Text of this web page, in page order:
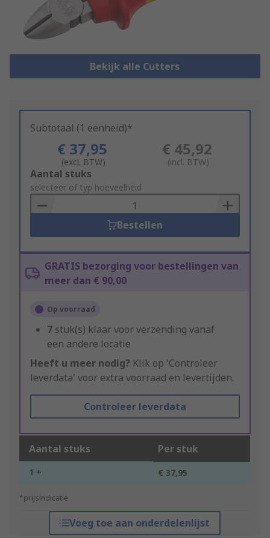
Bekijk alle Cutters
Subtotaal (1 eenheid)*
€ 37,95
(excl. BTW)
€ 45,92
(incl. BTW)
Add
to
Basket
Aantal stuks
selecteer of typ hoeveelheid
Bestellen
GRATIS bezorging voor bestellingen van
meer dan € 90,00
Op voorraad
7 stuk(s) klaar voor verzending vanaf
een andere locatie
Heeft u meer nodig? Klik op 'Controleer
leverdata' voor extra voorraad en levertijden.
Controleer leverdata
Aantal stuks Per stuk
1 + € 37,95
*prijsindicatie
Voeg toe aan onderdelenlijst